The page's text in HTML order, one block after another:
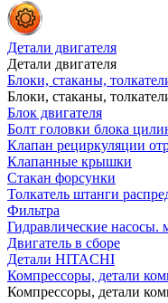
Детали двигателя
Детали двигателя
Блоки, стаканы,
Блоки, стаканы,
Блок двигателя
Болт головки блока
Клапан рециркуляции
Клапанные крышки
Стакан форсунки
Толкатель штанги
Фильтра
Гидравлические насосы.
Двигатель в сборе
Детали HITACHI
Компрессоры, детали
Компрессоры, детали